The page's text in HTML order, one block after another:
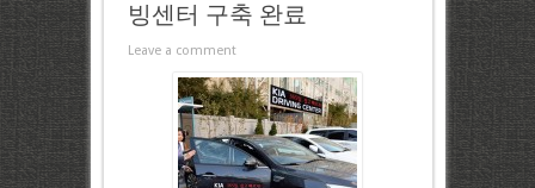
빙센터 구축 완료
Leave a comment